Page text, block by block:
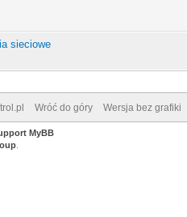
sieciowe
Wróć do góry Wersja bez grafiki
MyBB